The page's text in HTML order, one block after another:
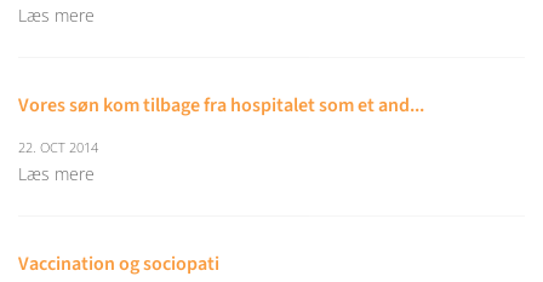
Læs mere
Vores søn kom tilbage fra hospitalet som et and...
22. OCT 2014
Læs mere
Vaccination og sociopati